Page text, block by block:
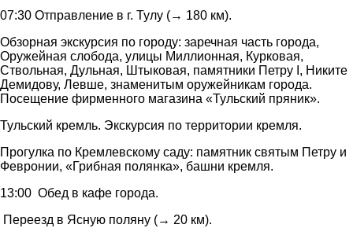
07:30 Отправление в г. Тулу (→ 180 км).
Обзорная экскурсия по городу: заречная часть города,
Оружейная слобода, улицы Миллионная, Курковая,
Ствольная, Дульная, Штыковая, памятники Петру I, Никите
Демидову, Левше, знаменитым оружейникам города.
Посещение фирменного магазина «Тульский пряник».
Тульский кремль. Экскурсия по территории кремля.
Прогулка по Кремлевскому саду: памятник святым Петру и
Февронии, «Грибная полянка», башни кремля.
13:00 Обед в кафе города.
Переезд в Ясную поляну (→ 20 км).